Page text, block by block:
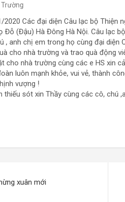
Các đại diện Câu lạc bộ Thiện
Đỗ (Đậu) Hà Đông Hà Nội. Câu lạc
, anh chị em trong họ cùng đại
cho nhà trường và trao quà động
cho nhà trường cùng các e HS xin
luôn mạnh khỏe, vui vẻ, thành
vượng !
thiếu sót xin Thầy cùng các cô, chú
xuân mới